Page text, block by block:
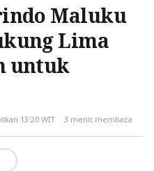
Maluku
Lima
untuk
13:20 WIT 3 menit membaca